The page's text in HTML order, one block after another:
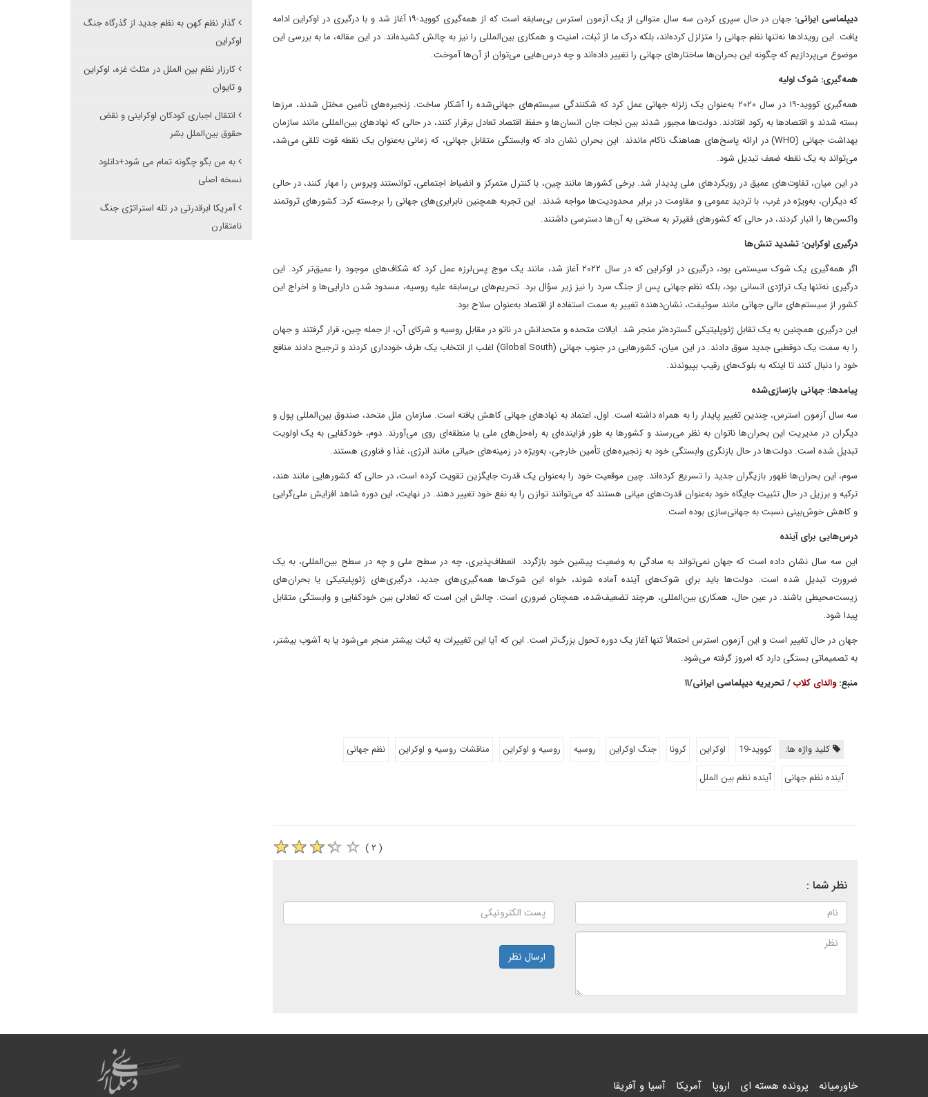
دیپلماسی ایرانی:
جهان در حال سپری کردن سه سال متوالی از یک آزمون استرس بی‌سابقه است که از همه‌گیری کووید-۱۹ آغاز شد و با درگیری در اوکراین ادامه
یافت. این رویدادها نه‌تنها نظم جهانی را متزلزل کرده‌اند، بلکه درک ما از ثبات، امنیت و همکاری بین‌المللی را نیز به چالش کشیده‌اند. در این مقاله، ما به بررسی این
موضوع می‌پردازیم که چگونه این بحران‌ها ساختارهای جهانی را تغییر داده‌اند و چه درس‌هایی می‌توان از آن‌ها آموخت.
همه‌گیری: شوک اولیه
همه‌گیری کووید-۱۹ در سال ۲۰۲۰ به‌عنوان یک زلزله جهانی عمل کرد که شکنندگی سیستم‌های جهانی‌شده را آشکار ساخت. زنجیره‌های تأمین مختل شدند، مرزها
بسته شدند و اقتصادها به رکود افتادند. دولت‌ها مجبور شدند بین نجات جان انسان‌ها و حفظ اقتصاد تعادل برقرار کنند، در حالی که نهادهای بین‌المللی مانند سازمان
بهداشت جهانی (WHO) در ارائه پاسخ‌های هماهنگ ناکام ماندند. این بحران نشان داد که وابستگی متقابل جهانی، که زمانی به‌عنوان یک نقطه قوت تلقی می‌شد،
می‌تواند به یک نقطه ضعف تبدیل شود.
در این میان، تفاوت‌های عمیق در رویکردهای ملی پدیدار شد. برخی کشورها مانند چین، با کنترل متمرکز و انضباط اجتماعی، توانستند ویروس را مهار کنند، در حالی
که دیگران، به‌ویژه در غرب، با تردید عمومی و مقاومت در برابر محدودیت‌ها مواجه شدند. این تجربه همچنین نابرابری‌های جهانی را برجسته کرد: کشورهای ثروتمند
واکسن‌ها را انبار کردند، در حالی که کشورهای فقیرتر به سختی به آن‌ها دسترسی داشتند.
درگیری اوکراین: تشدید تنش‌ها
اگر همه‌گیری یک شوک سیستمی بود، درگیری در اوکراین که در سال ۲۰۲۲ آغاز شد، مانند یک موج پس‌لرزه عمل کرد که شکاف‌های موجود را عمیق‌تر کرد. این
درگیری نه‌تنها یک تراژدی انسانی بود، بلکه نظم جهانی پس از جنگ سرد را نیز زیر سؤال برد. تحریم‌های بی‌سابقه علیه روسیه، مسدود شدن دارایی‌ها و اخراج این
کشور از سیستم‌های مالی جهانی مانند سوئیفت، نشان‌دهنده تغییر به سمت استفاده از اقتصاد به‌عنوان سلاح بود.
این درگیری همچنین به یک تقابل ژئوپلیتیکی گسترده‌تر منجر شد. ایالات متحده و متحدانش در ناتو در مقابل روسیه و شرکای آن، از جمله چین، قرار گرفتند و جهان
را به سمت یک دوقطبی جدید سوق دادند. در این میان، کشورهایی در جنوب جهانی (Global South) اغلب از انتخاب یک طرف خودداری کردند و ترجیح دادند منافع
خود را دنبال کنند تا اینکه به بلوک‌های رقیب بپیوندند.
پیامدها: جهانی بازسازی‌شده
سه سال آزمون استرس، چندین تغییر پایدار را به همراه داشته است. اول، اعتماد به نهادهای جهانی کاهش یافته است. سازمان ملل متحد، صندوق بین‌المللی پول و
دیگران در مدیریت این بحران‌ها ناتوان به نظر می‌رسند و کشورها به طور فزاینده‌ای به راه‌حل‌های ملی یا منطقه‌ای روی می‌آورند. دوم، خودکفایی به یک اولویت
تبدیل شده است. دولت‌ها در حال بازنگری وابستگی خود به زنجیره‌های تأمین خارجی، به‌ویژه در زمینه‌های حیاتی مانند انرژی، غذا و فناوری هستند.
سوم، این بحران‌ها ظهور بازیگران جدید را تسریع کرده‌اند. چین موقعیت خود را به‌عنوان یک قدرت جایگزین تقویت کرده است، در حالی که کشورهایی مانند هند،
ترکیه و برزیل در حال تثبیت جایگاه خود به‌عنوان قدرت‌های میانی هستند که می‌توانند توازن را به نفع خود تغییر دهند. در نهایت، این دوره شاهد افزایش ملی‌گرایی
و کاهش خوش‌بینی نسبت به جهانی‌سازی بوده است.
درس‌هایی برای آینده
این سه سال نشان داده است که جهان نمی‌تواند به سادگی به وضعیت پیشین خود بازگردد. انعطاف‌پذیری، چه در سطح ملی و چه در سطح بین‌المللی، به یک
ضرورت تبدیل شده است. دولت‌ها باید برای شوک‌های آینده آماده شوند، خواه این شوک‌ها همه‌گیری‌های جدید، درگیری‌های ژئوپلیتیکی یا بحران‌های
زیست‌محیطی باشند. در عین حال، همکاری بین‌المللی، هرچند تضعیف‌شده، همچنان ضروری است. چالش این است که تعادلی بین خودکفایی و وابستگی متقابل
پیدا شود.
جهان در حال تغییر است و این آزمون استرس احتمالاً تنها آغاز یک دوره تحول بزرگ‌تر است. این که آیا این تغییرات به ثبات بیشتر منجر می‌شود یا به آشوب بیشتر،
به تصمیماتی بستگی دارد که امروز گرفته می‌شود.
منبع:والدای کلاب/ تحریریه دیپلماسی ایرانی/۱۱
کلید واژه ها: کووید-19 اوکراین کرونا جنگ اوکراین روسیه روسیه و اوکراین مناقشات روسیه و اوکراین
نظم جهانی
آینده نظم جهانی
آینده نظم بین الملل
( ۲ )
نظر شما :
ارسال نظر
گذار نظم کهن به نظم جدید از گذرگاه جنگ
اوکراین
کارزار نظم بین الملل در مثلث غزه، اوکراین
و تایوان
انتقال اجباری کودکان اوکراینی و نقض
حقوق بین‌الملل بشر
به من بگو چگونه تمام می شود+دانلود
نسخه اصلی
آمریکا ابرقدرتی در تله استراتژی جنگ
نامتقارن
خاورمیانه پرونده هسته ای اروپا آمریکا آسیا و آفریقا